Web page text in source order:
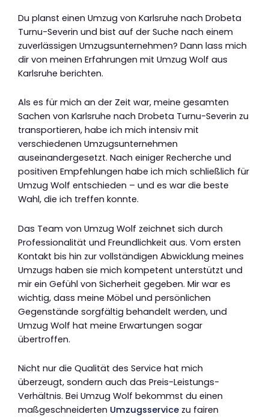
Du planst einen Umzug von Karlsruhe nach Drobeta
Turnu-Severin und bist auf der Suche nach einem
zuverlässigen Umzugsunternehmen? Dann lass mich
dir von meinen Erfahrungen mit Umzug Wolf aus
Karlsruhe berichten.
Als es für mich an der Zeit war, meine gesamten
Sachen von Karlsruhe nach Drobeta Turnu-Severin zu
transportieren, habe ich mich intensiv mit
verschiedenen Umzugsunternehmen
auseinandergesetzt. Nach einiger Recherche und
positiven Empfehlungen habe ich mich schließlich für
Umzug Wolf entschieden – und es war die beste
Wahl, die ich treffen konnte.
Das Team von Umzug Wolf zeichnet sich durch
Professionalität und Freundlichkeit aus. Vom ersten
Kontakt bis hin zur vollständigen Abwicklung meines
Umzugs haben sie mich kompetent unterstützt und
mir ein Gefühl von Sicherheit gegeben. Mir war es
wichtig, dass meine Möbel und persönlichen
Gegenstände sorgfältig behandelt werden, und
Umzug Wolf hat meine Erwartungen sogar
übertroffen.
Nicht nur die Qualität des Service hat mich
überzeugt, sondern auch das Preis-Leistungs-
Verhältnis. Bei Umzug Wolf bekommst du einen
maßgeschneiderten Umzugsservice zu fairen